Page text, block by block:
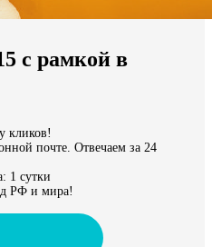
с рамкой в
кликов!
почте. Отвечаем за 24
1 сутки
РФ и мира!